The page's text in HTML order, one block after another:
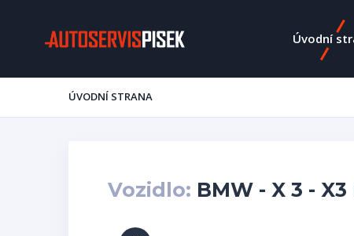
Úvodní
ÚVODNÍ STRANA
Vozidlo: BMW - X 3 - X3